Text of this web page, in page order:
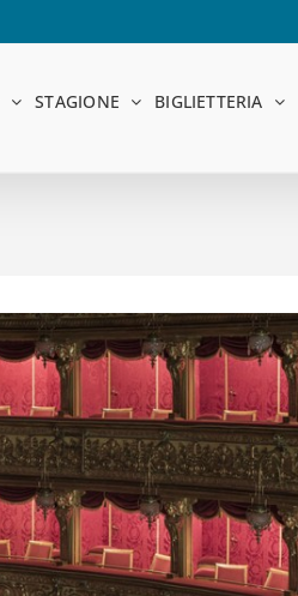
STAGIONE BIGLIETTERIA